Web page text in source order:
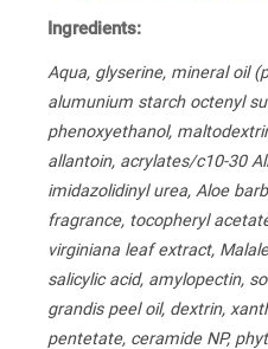
Ingredients:
Aqua, glyserine, mineral oil
alumunium starch octenyl
phenoxyethanol,
allantoin, acrylates/c10-30
imidazolidinyl urea, Aloe
fragrance, tocopheryl
virginiana leaf extract,
salicylic acid, amylopectin,
grandis peel oil, dextrin,
pentetate, ceramide NP,